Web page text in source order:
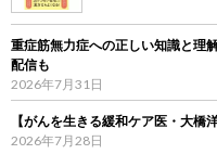
重症筋無力症への正しい知識と
配信も
2026年7月31日
【がんを生きる緩和ケア医・大橋
2026年7月28日